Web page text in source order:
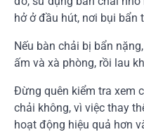
hở ở đầu hút, nơi bụi bẩn
Nếu bàn chải bị bẩn
ấm và xà phòng, rồi lau
Đừng quên kiểm tra xem
chải không, vì việc thay
hoạt động hiệu quả hơn